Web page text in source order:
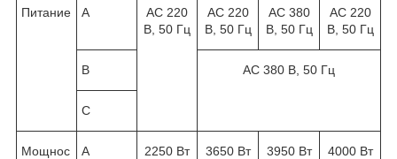
Питание А
AC 220
В, 50 Гц
AC 220
В, 50 Гц
AC 380
В, 50 Гц
AC 220
В, 50 Гц
В AC 380 В, 50 Гц
С
Мощнос
А 2250 Вт 3650 Вт 3950 Вт 4000 Вт